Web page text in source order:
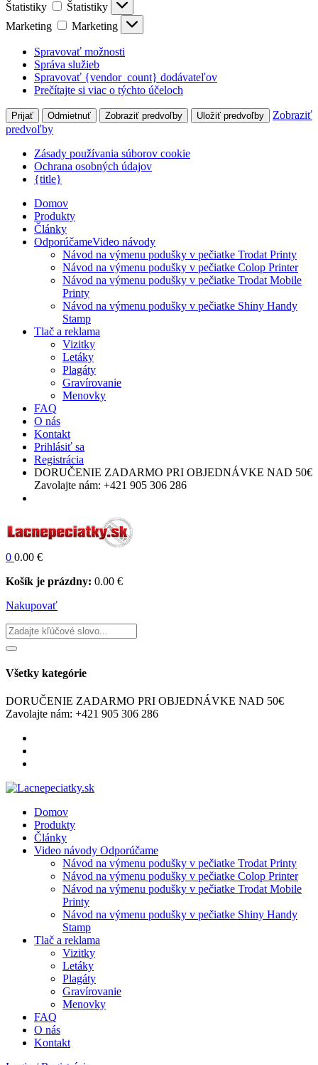
Štatistiky
Štatistiky
Marketing
Marketing
Spravovať možnosti
Správa služieb
Spravovať {vendor_count} dodávateľov
Prečítajte si viac o týchto účeloch
Prijať Odmietnuť Zobraziť predvoľby Uložiť predvoľby
Zobraziť
predvoľby
Zásady používania súborov cookie
Ochrana osobných údajov
{title}
Domov
Produkty
Články
OdporúčameVideo návody
Návod na výmenu podušky v pečiatke Trodat Printy
Návod na výmenu podušky v pečiatke Colop Printer
Návod na výmenu podušky v pečiatke Trodat Mobile
Printy
Návod na výmenu podušky v pečiatke Shiny Handy
Stamp
Tlač a reklama
Vizitky
Letáky
Plagáty
Gravírovanie
Menovky
FAQ
O nás
Kontakt
Prihlásiť sa
Registrácia
DORUČENIE ZADARMO PRI OBJEDNÁVKE NAD 50€
Zavolajte nám: +421 905 306 286
0 0.00 €
Košík je prázdny: 0.00 €
Nakupovať
Všetky kategórie
DORUČENIE ZADARMO PRI OBJEDNÁVKE NAD 50€
Zavolajte nám: +421 905 306 286
Domov
Produkty
Články
Video návody Odporúčame
Návod na výmenu podušky v pečiatke Trodat Printy
Návod na výmenu podušky v pečiatke Colop Printer
Návod na výmenu podušky v pečiatke Trodat Mobile
Printy
Návod na výmenu podušky v pečiatke Shiny Handy
Stamp
Tlač a reklama
Vizitky
Letáky
Plagáty
Gravírovanie
Menovky
FAQ
O nás
Kontakt